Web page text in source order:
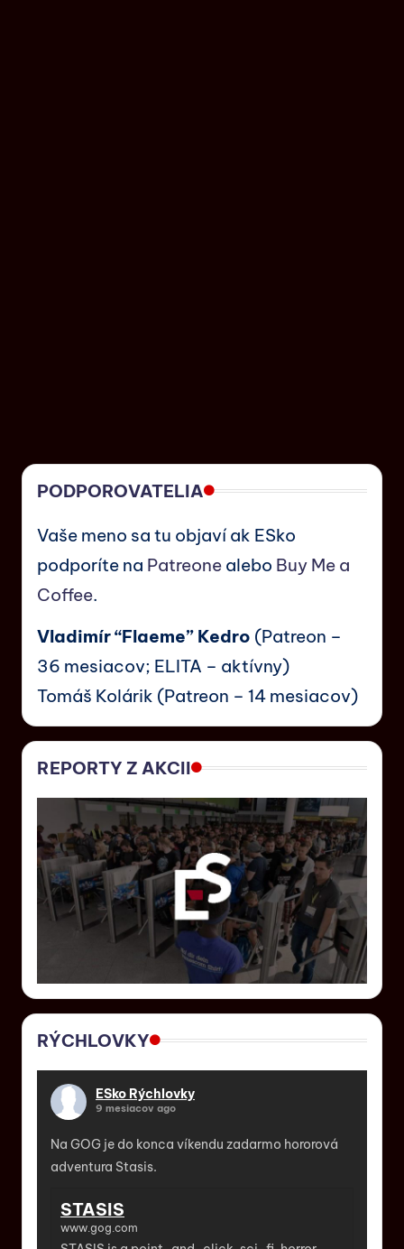
PODPOROVATELIA
Vaše meno sa tu objaví ak ESko
podporíte na Patreone alebo Buy Me a
Coffee.
Vladimír “Flaeme” Kedro (Patreon –
36 mesiacov; ELITA – aktívny)
Tomáš Kolárik (Patreon – 14 mesiacov)
REPORTY Z AKCII
RÝCHLOVKY
ESko Rýchlovky
9 mesiacov ago
Na GOG je do konca víkendu zadarmo hororová
adventura Stasis.
STASIS
www.gog.com